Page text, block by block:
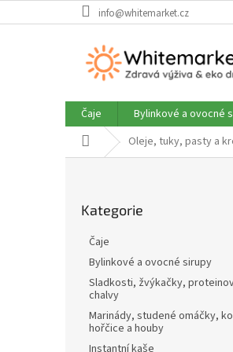
na
info@whitemarket.cz
Čaje Bylinkové a ovocné
Domů Oleje, tuky, pasty a
kategorie
Kategorie
Čaje
Bylinkové a ovocné sirupy
Sladkosti, žvýkačky,
chalvy
Marinády, studené omáčky,
hořčice a houby
Instantní kaše